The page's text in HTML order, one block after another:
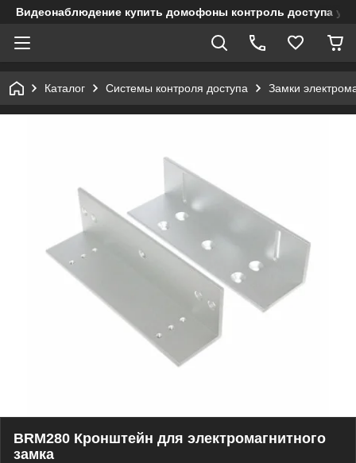
Видеонаблюдение купить домофоны контроль доступа
Каталог Системы контроля доступа Замки
BRM280 Кронштейн для электромагнитного
замка